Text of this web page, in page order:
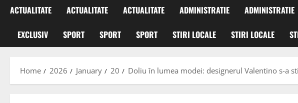
ACTUALITATE ACTUALITATE ACTUALITATE ADMINISTRATIE ADMINISTRATIE
EXCLUSIV SPORT SPORT SPORT STIRI LOCALE STIRI LOCALE
Home 2026 January 20 Doliu în lumea modei: designerul Valentino s-a